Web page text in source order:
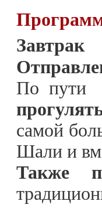
Завтрак
По пути
самой
Шали и
Также